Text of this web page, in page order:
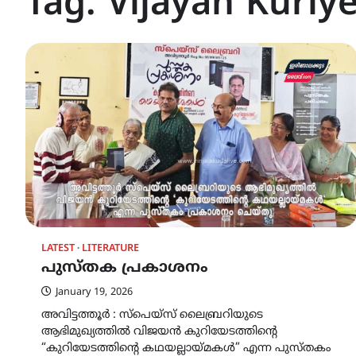
LATEST LITERATURE
പുസ്തക പ്രകാശനം
January 19, 2026
അവിട്ടത്തൂർ : സ്പെയ്സ് ലൈബ്രറിയുടെ
ആഭിമുഖ്യത്തിൽ വിജയൻ കുറിയേടത്തിന്റെ
“കുറിയേടത്തിന്റെ കഥയല്ലായ്മകൾ” എന്ന പുസ്തകം